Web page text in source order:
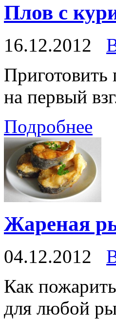
Плов с
16.12.2012
Приготовить
на первый
Подробнее
Жареная
04.12.2012
Как
для любой